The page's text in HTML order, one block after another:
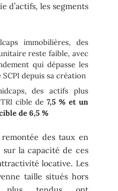
d’actifs, les segments
immobilières, des
reste faible, avec
qui dépasse les
depuis sa création
des actifs plus
cible de 7,5 % et un
de 6,5 %
des taux en
la capacité de ces
locative. Les
taille situés hors